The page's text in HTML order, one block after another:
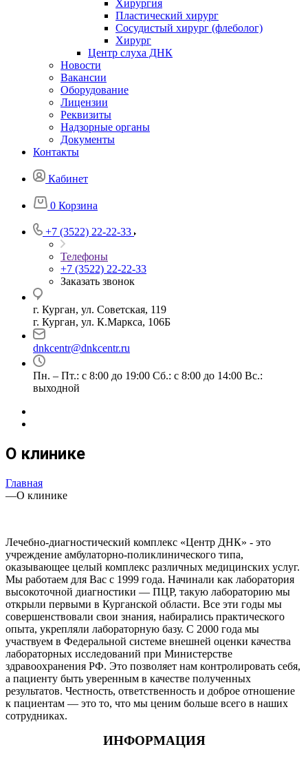
Хирургия
Пластический хирург
Сосудистый хирург (флеболог)
Хирург
Центр слуха ДНК
Новости
Вакансии
Оборудование
Лицензии
Реквизиты
Надзорные органы
Документы
Контакты
Кабинет
0 Корзина
+7 (3522) 22-22-33
Телефоны
+7 (3522) 22-22-33
Заказать звонок
г. Курган, ул. Советская, 119
г. Курган, ул. К.Маркса, 106Б
dnkcentr@dnkcentr.ru
Пн. – Пт.: с 8:00 до 19:00 Сб.: с 8:00 до 14:00 Вс.:
выходной
О клинике
Главная
—О клинике
Лечебно-диагностический комплекс «Центр ДНК» - это
учреждение амбулаторно-поликлинического типа,
оказывающее целый комплекс различных медицинских услуг.
Мы работаем для Вас c 1999 года. Начинали как лаборатория
высокоточной диагностики — ПЦР, такую лабораторию мы
открыли первыми в Курганской области. Все эти годы мы
совершенствовали свои знания, набирались практического
опыта, укрепляли лабораторную базу. C 2000 года мы
участвуем в Федеральной системе внешней оценки качества
лабораторных исследований при Министерстве
здравоохранения РФ. Это позволяет нам контролировать себя,
а пациенту быть уверенным в качестве полученных
результатов. Честность, ответственность и доброе отношение
к пациентам — это то, что мы ценим больше всего в наших
сотрудниках.
ИНФОРМАЦИЯ